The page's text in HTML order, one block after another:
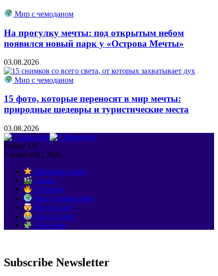
Мир с чемоданом
На прогулку мечты: под открытым небом
появился новый парк у «Острова Мечты»
03.08.2026
Мир с чемоданом
15 фото, которые переносят в мир мечты:
природные шедевры и туристические места
03.08.2026
Follow US
7 новостей | 2026
Звёздная кухня
Экран
В тренде
Мир с чемоданом
Вот это да!
Смех и грех
Обо всём
Subscribe Newsletter